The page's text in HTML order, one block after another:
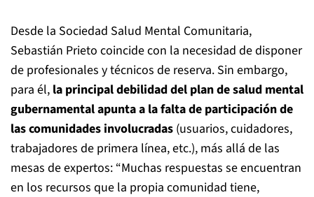
Desde la Sociedad Salud Mental Comunitaria,
Sebastián Prieto coincide con la necesidad de disponer
de profesionales y técnicos de reserva. Sin embargo,
para él, la principal debilidad del plan de salud mental
gubernamental apunta a la falta de participación de
las comunidades involucradas (usuarios, cuidadores,
trabajadores de primera línea, etc.), más allá de las
mesas de expertos: “Muchas respuestas se encuentran
en los recursos que la propia comunidad tiene,